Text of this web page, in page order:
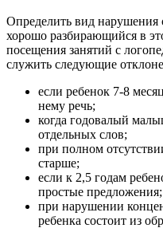
Определить вид нарушения
хорошо разбирающийся в
посещения занятий с
служить следующие
если ребенок 7-8
нему речь;
когда годовалый
отдельных слов;
при полном
старше;
если к 2,5 годам
простые предложения;
при нарушении
ребенка состоит из